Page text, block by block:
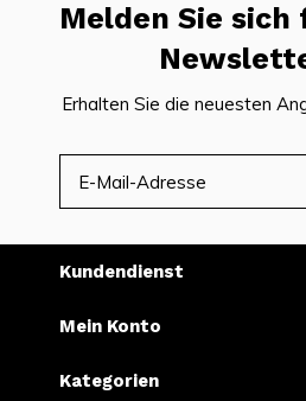
Melden Sie sich
Erhalten Sie die neuesten
Kundendienst
Mein Konto
Kategorien